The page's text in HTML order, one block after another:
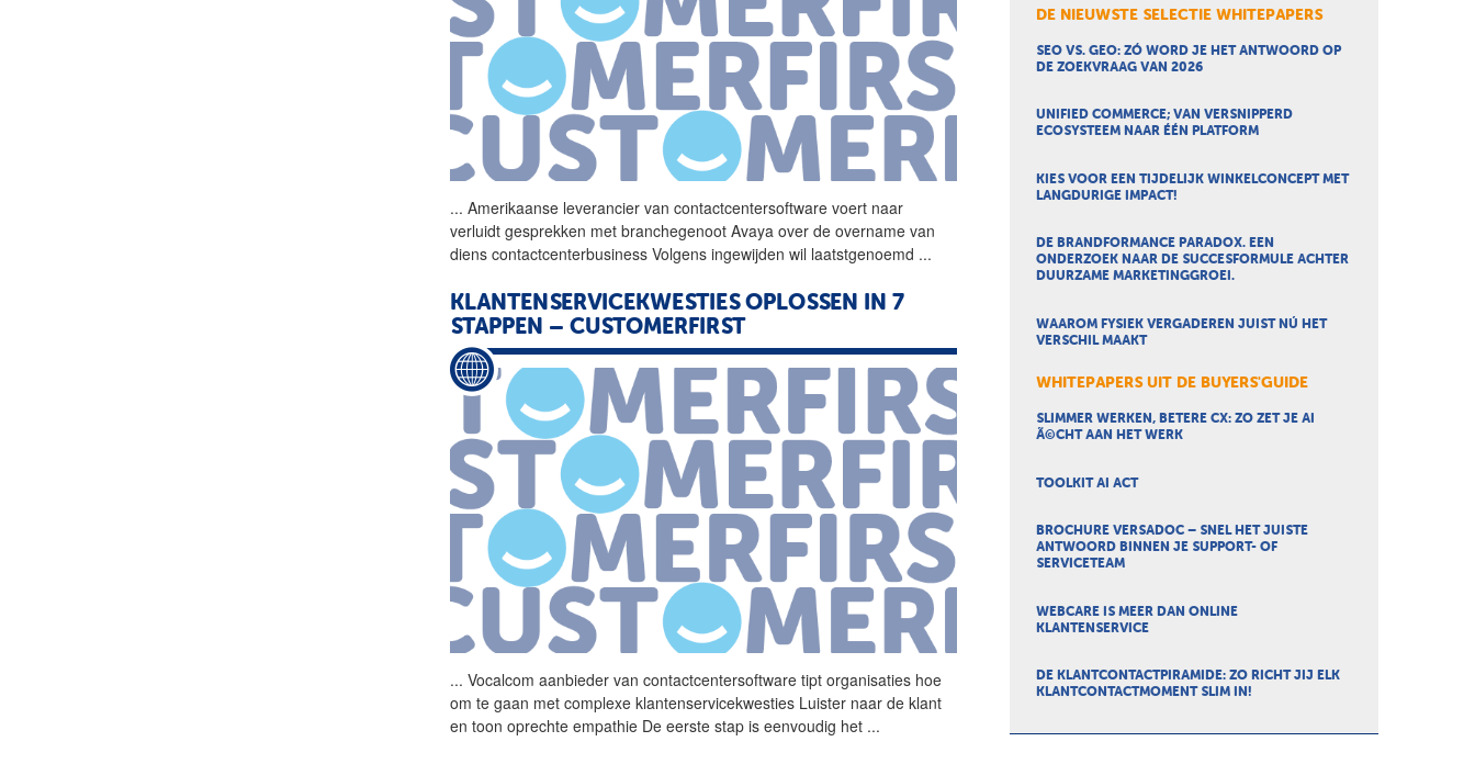
... Amerikaanse leverancier vancontactcentersoftware voert naar
verluidt gesprekken met branchegenoot Avaya over de overname van
diens contactcenterbusiness Volgens ingewijden wil laatstgenoemd ...
KLANTENSERVICEKWESTIES OPLOSSEN IN 7
STAPPEN – CUSTOMERFIRST
... Vocalcom aanbieder vancontactcentersoftware tipt organisaties hoe
om te gaan met complexe klantenservicekwesties Luister naar de klant
en toon oprechte empathie De eerste stap is eenvoudig het ...
DE NIEUWSTE SELECTIE WHITEPAPERS
SEO VS. GEO: ZÓ WORD JE HET ANTWOORD OP
DE ZOEKVRAAG VAN 2026
UNIFIED COMMERCE; VAN VERSNIPPERD
ECOSYSTEEM NAAR ÉÉN PLATFORM
KIES VOOR EEN TIJDELIJK WINKELCONCEPT MET
LANGDURIGE IMPACT!
DE BRANDFORMANCE PARADOX. EEN
ONDERZOEK NAAR DE SUCCESFORMULE ACHTER
DUURZAME MARKETINGGROEI.
WAAROM FYSIEK VERGADEREN JUIST NÚ HET
VERSCHIL MAAKT
WHITEPAPERS UIT DE BUYERS'GUIDE
SLIMMER WERKEN, BETERE CX: ZO ZET JE AI
Ã©CHT AAN HET WERK
TOOLKIT AI ACT
BROCHURE VERSADOC – SNEL HET JUISTE
ANTWOORD BINNEN JE SUPPORT- OF
SERVICETEAM
WEBCARE IS MEER DAN ONLINE
KLANTENSERVICE
DE KLANTCONTACTPIRAMIDE: ZO RICHT JIJ ELK
KLANTCONTACTMOMENT SLIM IN!